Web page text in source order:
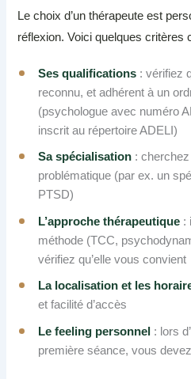
Le choix d’un thérapeute est
réflexion. Voici quelques critères
Ses qualifications : vérifiez
reconnu, et adhérent à un
(psychologue avec numéro
inscrit au répertoire ADELI)
Sa spécialisation :
problématique (par ex. un
PTSD)
L’approche thérapeutique :
méthode (TCC,
vérifiez qu’elle vous convient
La localisation et les
et facilité d’accès
Le feeling personnel : lors
première séance, vous